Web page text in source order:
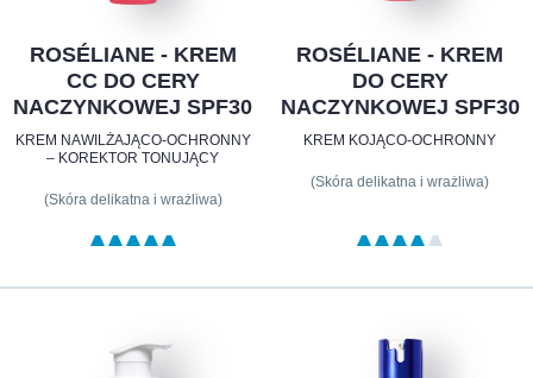
ROSÉLIANE - KREM
CC DO CERY
NACZYNKOWEJ SPF30
KREM NAWILŻAJĄCO-OCHRONNY
– KOREKTOR TONUJĄCY
(Skóra delikatna i wrażliwa)
ROSÉLIANE - KREM
DO CERY
NACZYNKOWEJ SPF30
KREM KOJĄCO-OCHRONNY
(Skóra delikatna i wrażliwa)